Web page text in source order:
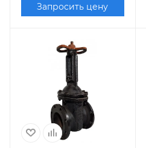
Запросить цену